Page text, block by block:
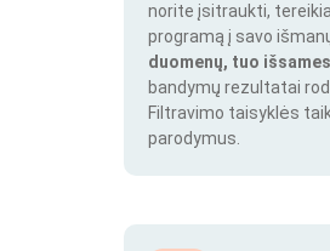
norite įsitraukti,
programą į savo
duomenų, tuo
bandymų rezultatai
Filtravimo taisyklės
parodymus.